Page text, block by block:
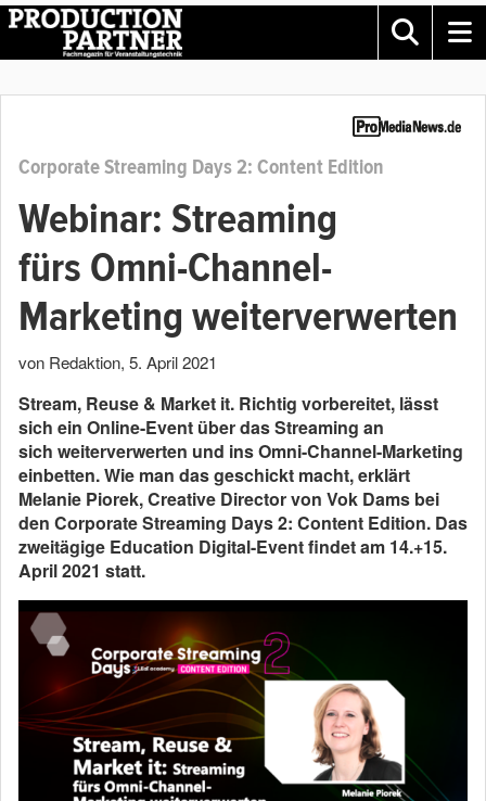
Corporate Streaming Days 2: Content Edition
Webinar: Streaming
fürs Omni-Channel-
Marketing weiterverwerten
von Redaktion, 5. April 2021
Stream, Reuse & Market it. Richtig vorbereitet, lässt
sich ein Online-Event über das Streaming an
sich weiterverwerten und ins Omni-Channel-Marketing
einbetten. Wie man das geschickt macht, erklärt
Melanie Piorek, Creative Director von Vok Dams bei
den Corporate Streaming Days 2: Content Edition. Das
zweitägige Education Digital-Event findet am 14.+15.
April 2021 statt.